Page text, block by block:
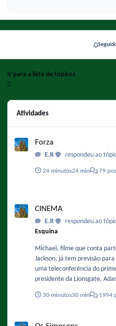
Ir para a lista de tópicos
Atividades
Forza
E.R respondeu ao
24 minutos24 min 79
CINEMA
E.R respondeu ao
Esquina
Michael, filme que conta
Jackson, já tem previsão
uma teleconferência do
presidente da Lionsgate,
início de 2027. Sobre a data
30 minutos30 min 1994